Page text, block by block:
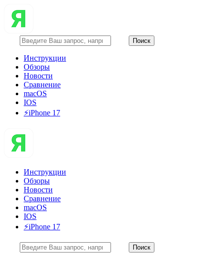
Инструкции
Обзоры
Новости
Сравнение
macOS
IOS
⚡️iPhone 17
Инструкции
Обзоры
Новости
Сравнение
macOS
IOS
⚡️iPhone 17